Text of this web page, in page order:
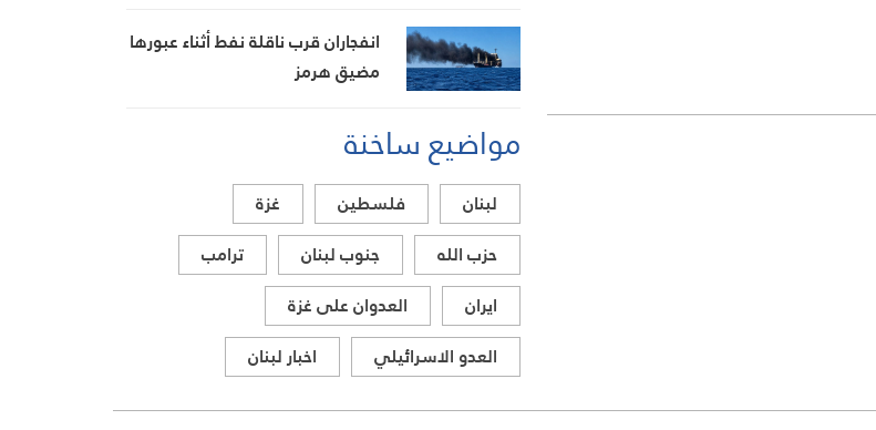
انفجاران قرب ناقلة نفط أثناء عبورها
مضيق هرمز
مواضيع ساخنة
لبنان فلسطين
غزة
حزب الله
جنوب لبنان
ترامب
ايران
العدوان على غزة
العدو الاسرائيلي
اخبار لبنان